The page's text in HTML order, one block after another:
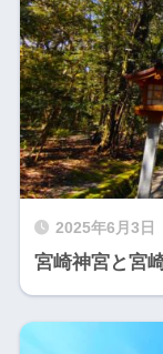
2025年6月3日
宮崎神宮と宮